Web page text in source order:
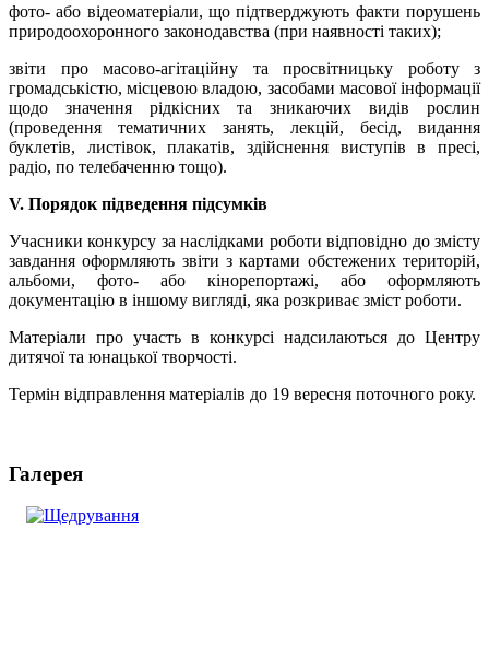
фото- або відеоматеріали, що підтверджують факти порушень
природоохоронного законодавства (при наявності таких);
звіти про масово-агітаційну та просвітницьку роботу з
громадськістю, місцевою владою, засобами масової інформації
щодо значення рідкісних та зникаючих видів рослин
(проведення тематичних занять, лекцій, бесід, видання
буклетів, листівок, плакатів, здійснення виступів в пресі,
радіо, по телебаченню тощо).
V. Порядок підведення підсумків
Учасники конкурсу за наслідками роботи відповідно до змісту
завдання оформляють звіти з картами обстежених територій,
альбоми, фото- або кінорепортажі, або оформляють
документацію в іншому вигляді, яка розкриває зміст роботи.
Матеріали про участь в конкурсі надсилаються до Центру
дитячої та юнацької творчості.
Термін відправлення матеріалів до 19 вересня поточного року.
Галерея